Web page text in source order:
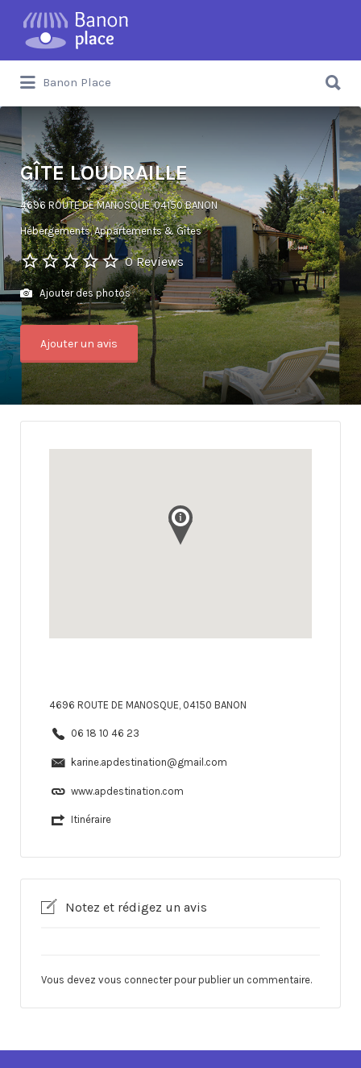
Banon Place
GÎTE LOUDRAILLE
4696 ROUTE DE MANOSQUE, 04150 BANON
Hébergements Appartements & Gîtes
0 Reviews
Ajouter des photos
Ajouter un avis
4696 ROUTE DE MANOSQUE, 04150 BANON
06 18 10 46 23
karine.apdestination@gmail.com
www.apdestination.com
Itinéraire
Notez et rédigez un avis
Vous devez vous connecterpour publier un commentaire.